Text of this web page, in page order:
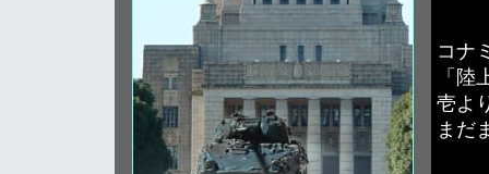
コナ
「
壱よ
まだ